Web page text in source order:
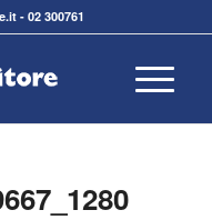
-02 300761